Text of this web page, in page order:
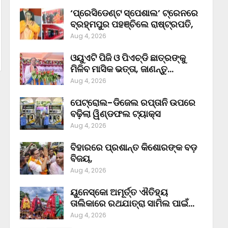
‘ପ୍ରେସିଡେଣ୍ଟ ସ୍ପେଶାଲ’ ଟ୍ରେନରେ
ବ୍ରହ୍ମପୁର ପହଞ୍ଚିଲେ ରାଷ୍ଟ୍ରପତି,
Aug 4, 2026
ଓୟୁଏଟି ପିଜି ଓ ପିଏଚ୍‌ଡି ଛାତ୍ରଙ୍କୁ
ମିଳିବ ମାସିକ ଭତ୍ତା, ଜାଣନ୍ତୁ…
Aug 4, 2026
ପେଟ୍ରୋଲ-ଡିଜେଲ ରପ୍ତାନି ଉପରେ
ବଢ଼ିଲା ୱିଣ୍ଡଫଲ ଟ୍ୟାକ୍ସ
Aug 4, 2026
ବିହାରରେ ପ୍ରଶାନ୍ତ କିଶୋରଙ୍କ ବଡ଼
ବିଜୟ,
Aug 4, 2026
ୟୁନେସ୍କୋ ଅମୂର୍ତ୍ତ ଐତିହ୍ୟ
ତାଲିକାରେ ରଥଯାତ୍ରା ସାମିଲ ପାଇଁ…
Aug 4, 2026